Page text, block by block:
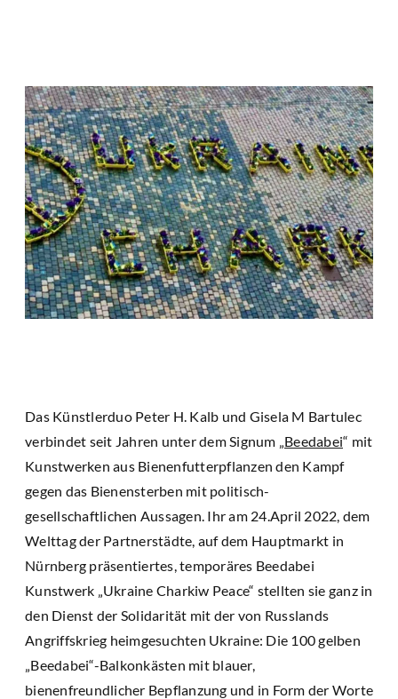
Das Künstlerduo Peter H. Kalb und Gisela M Bartulec
verbindet seit Jahren unter dem Signum „ Beedabei“ mit
Kunstwerken aus Bienenfutterpflanzen den Kampf
gegen das Bienensterben mit politisch-
gesellschaftlichen Aussagen. Ihr am 24.April 2022, dem
Welttag der Partnerstädte, auf dem Hauptmarkt in
Nürnberg präsentiertes, temporäres Beedabei
Kunstwerk „Ukraine Charkiw Peace“ stellten sie ganz in
den Dienst der Solidarität mit der von Russlands
Angriffskrieg heimgesuchten Ukraine: Die 100 gelben
„Beedabei“-Balkonkästen mit blauer,
bienenfreundlicher Bepflanzung und in Form der Worte